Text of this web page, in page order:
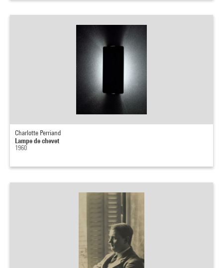
Charlotte Perriand
Lampe de chevet
1960